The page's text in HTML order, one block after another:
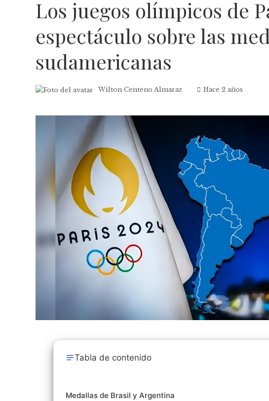
Los juegos olímpicos de
espectáculo sobre las
sudamericanas
Wilton Centeno Almaraz Hace 2 años
Tabla de contenido
Medallas de Brasil y Argentina